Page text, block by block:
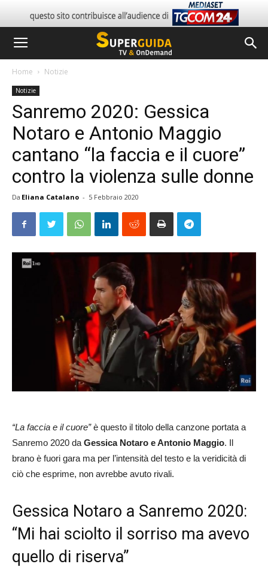
Home Notizie
Notizie
Sanremo 2020: Gessica
Notaro e Antonio Maggio
cantano “la faccia e il cuore”
contro la violenza sulle donne
Da Eliana Catalano - 5 Febbraio 2020
“La faccia e il cuore”è questo il titolo della canzone portata a
Sanremo 2020 da Gessica Notaro e Antonio Maggio. Il
brano è fuori gara ma per l’intensità del testo e la veridicità di
ciò che esprime, non avrebbe avuto rivali.
Gessica Notaro a Sanremo 2020:
“Mi hai sciolto il sorriso ma avevo
quello di riserva”